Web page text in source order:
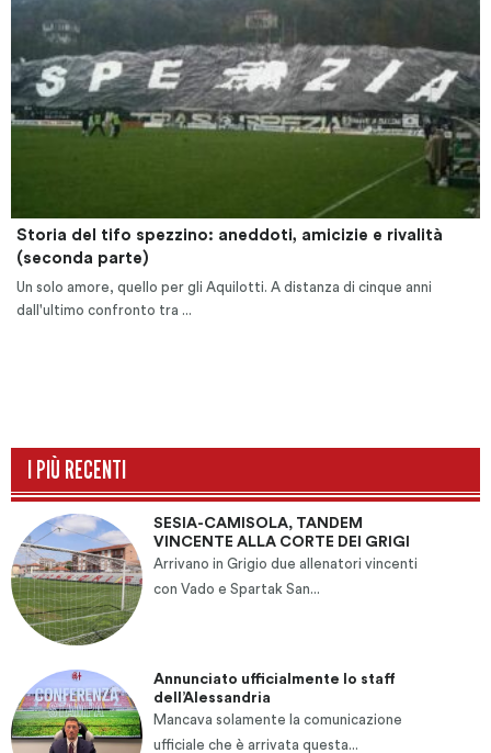
Storia del tifo spezzino: aneddoti, amicizie e rivalità
(seconda parte)
Un solo amore, quello per gli Aquilotti. A distanza di cinque anni
dall'ultimo confronto tra ...
I PIÙ RECENTI
SESIA-CAMISOLA, TANDEM
VINCENTE ALLA CORTE DEI GRIGI
Arrivano in Grigio due allenatori vincenti
con Vado e Spartak San...
Annunciato ufficialmente lo staff
dell’Alessandria
Mancava solamente la comunicazione
ufficiale che è arrivata questa...